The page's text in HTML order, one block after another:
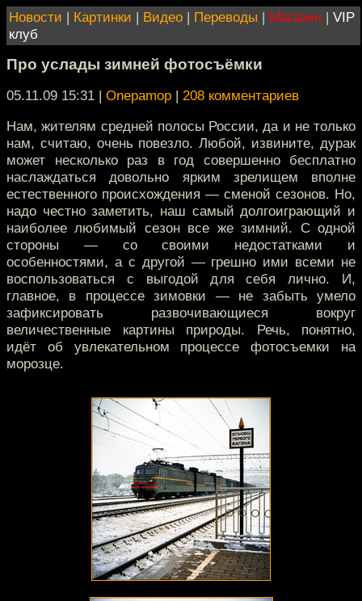
Новости | Картинки | Видео | Переводы | Магазин | VIP
клуб
Про услады зимней фотосъёмки
05.11.09 15:31 | Onepamop | 208 комментариев
Нам, жителям средней полосы России, да и не только
нам, считаю, очень повезло. Любой, извините, дурак
может несколько раз в год совершенно бесплатно
наслаждаться довольно ярким зрелищем вполне
естественного происхождения — сменой сезонов. Но,
надо честно заметить, наш самый долгоиграющий и
наиболее любимый сезон все же зимний. С одной
стороны — со своими недостатками и
особенностями, а с другой — грешно ими всеми не
воспользоваться с выгодой для себя лично. И,
главное, в процессе зимовки — не забыть умело
зафиксировать развочивающиеся вокруг
величественные картины природы. Речь, понятно,
идёт об увлекательном процессе фотосъемки на
морозце.